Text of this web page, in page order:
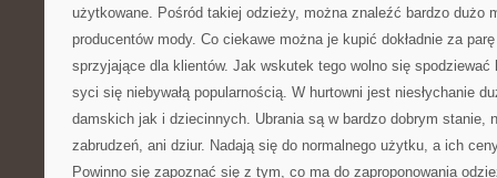
użytkowane. Pośród takiej odzieży, można znaleźć bardzo dużo
producentów mody. Co ciekawe można je kupić dokładnie za
sprzyjające dla klientów. Jak wskutek tego wolno się spodziewać
syci się niebywałą popularnością. W hurtowni jest niesłychanie
damskich jak i dziecinnych. Ubrania są w bardzo dobrym stanie,
zabrudzeń, ani dziur. Nadają się do normalnego użytku, a ich
Powinno się zapoznać się z tym, co ma do zaproponowania